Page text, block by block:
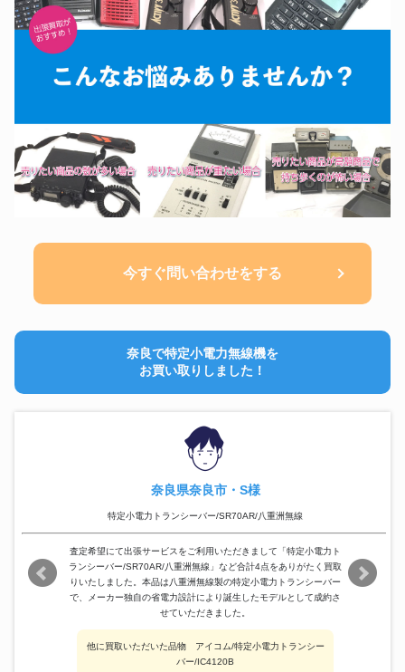
今すぐ問い合わせをする
奈良で特定小電力無線機を
お買い取りしました！
奈良県奈良市・S様
特定小電力トランシーバー/SR70AR/八重洲無線
査定希望にて出張サービスをご利用いただきまして「特定小電力ト
ランシーバー/SR70AR/八重洲無線」など合計4点をありがたく買取
りいたしました。本品は八重洲無線製の特定小電力トランシーバー
で、メーカー独自の省電力設計により誕生したモデルとして成約さ
せていただきました。
他に買取いただいた品物 アイコム/特定小電力トランシー
バー/IC4120B